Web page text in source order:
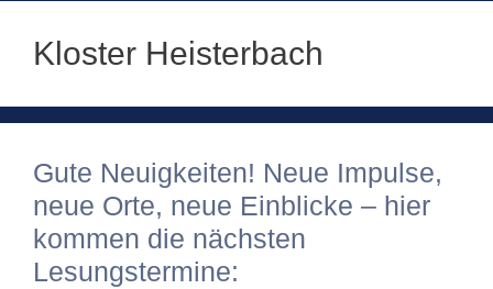
Kloster Heisterbach
Gute Neuigkeiten! Neue Impulse,
neue Orte, neue Einblicke – hier
kommen die nächsten
Lesungstermine: